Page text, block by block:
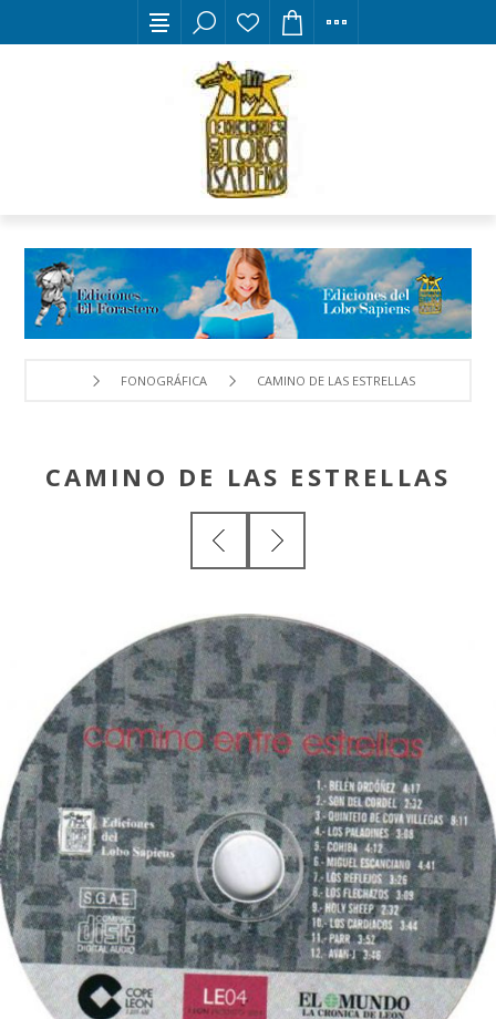
FONOGRÁFICA CAMINO DE LAS ESTRELLAS
CAMINO DE LAS ESTRELLAS